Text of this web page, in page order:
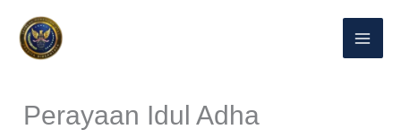
Lewati
Perayaan Idul Adha